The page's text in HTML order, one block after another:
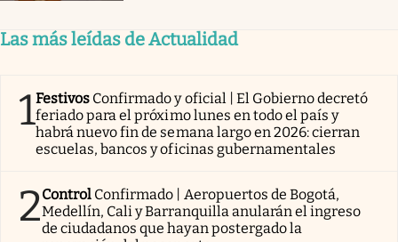
Las más leídas de Actualidad
1Festivos Confirmado y oficial | El Gobierno decretó
feriado para el próximo lunes en todo el país y
habrá nuevo fin de semana largo en 2026: cierran
escuelas, bancos y oficinas gubernamentales
2Control Confirmado | Aeropuertos de Bogotá,
Medellín, Cali y Barranquilla anularán el ingreso
de ciudadanos que hayan postergado la